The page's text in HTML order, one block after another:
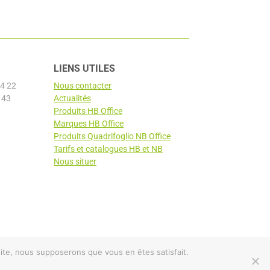
22
LIENS UTILES
Nous contacter
Actualités
Produits HB Office
Marques HB Office
Produits Quadrifoglio NB Office
Tarifs et catalogues HB et NB
Nous situer
nous supposerons que vous en êtes satisfait.